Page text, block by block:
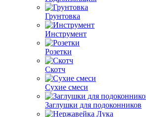
Грунтовка
Инструмент
Розетки
Скотч
Сухие смеси
Заглушки для подоконников